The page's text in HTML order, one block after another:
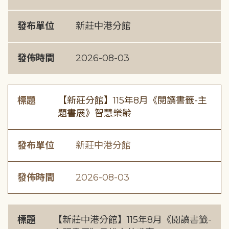
發布單位 新莊中港分館
發佈時間 2026-08-03
標題
【新莊分館】115年8月《閱讀書籤-主
題書展》智慧樂齡
發布單位 新莊中港分館
發佈時間 2026-08-03
標題
【新莊中港分館】115年8月《閱讀書籤-